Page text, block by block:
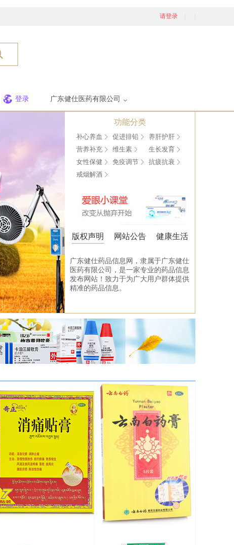
请登录
登录 广东健仕医药有限公司
功能分类
补心养血 促进排铅
养肝护肝
营养补充
维生素
生长发育
女性保健
免疫调节
抗疲抗衰
戒烟解酒
版权声明 网站公告 健康生活
广东健仕药品信息网，隶属于广东健仕
医药有限公司，是一家专业的药品信息
发布网站！致力于为广大用户群体提供
精准的药品信息。